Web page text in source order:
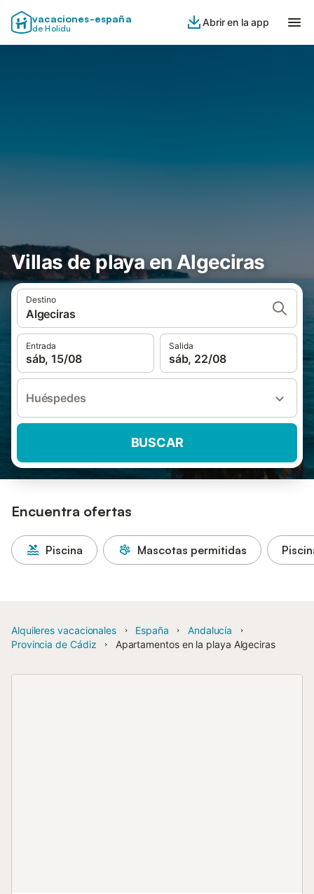
vacaciones-españa
de Holidu
Abrir en la app
Villas de playa en Algeciras
Destino
Algeciras
Entrada
sáb, 15/08
Salida
sáb, 22/08
Huéspedes
BUSCAR
Encuentra ofertas
Piscina Mascotas permitidas
Alquileres vacacionales España
Andalucía
Provincia de Cádiz
Apartamentos en la playa Algeciras